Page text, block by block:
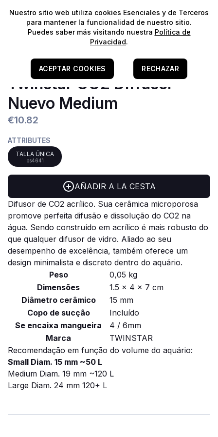
⭐️¡Envíos gratis para pedidos superiores a 60€!*⭐️
Equipamento E CO2/Injecção De CO2/
Difusores & Reactores
Twinstar CO2 Diffuser
Nuevo Medium
€10.82
ATTRIBUTES
TALLA ÚNICA
ps4641
AÑADIR A LA CESTA
Difusor de CO2 acrílico. Sua cerâmica microporosa
promove perfeita difusão e dissolução do CO2 na
água. Sendo construído em acrílico é mais robusto do
que qualquer difusor de vidro. Aliado ao seu
desempenho de excelência, também oferece um
design minimalista e discreto dentro do aquário.
Peso
0,05 kg
Dimensões
1.5 × 4 × 7 cm
Diâmetro cerâmico
15 mm
Copo de sucção
Incluído
Se encaixa mangueira
4 / 6mm
Marca
TWINSTAR
Recomendação em função do volume do aquário:
Small Diam. 15 mm ~50 L
Medium Diam. 19 mm ~120 L
Large Diam. 24 mm 120+ L
Nuestro sitio web utiliza cookies Esenciales y de Terceros
para mantener la funcionalidad de nuestro sitio.
Puedes saber más visitando nuestra Política de
Privacidad.
ACEPTAR COOKIES RECHAZAR